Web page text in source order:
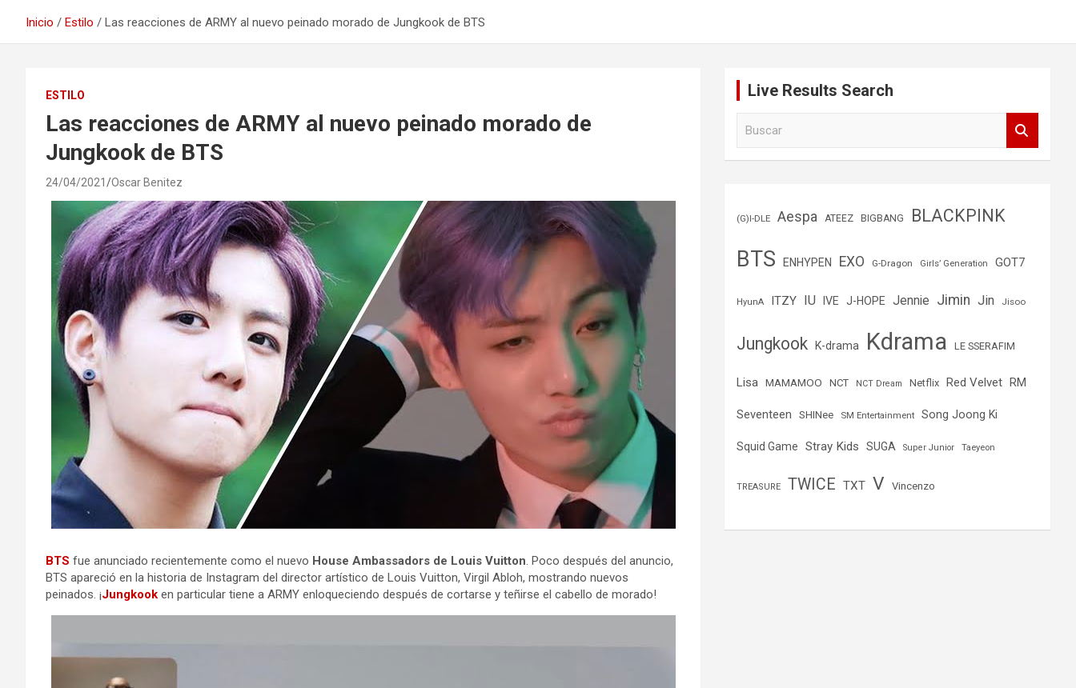
Inicio Estilo Las reacciones de ARMY al nuevo peinado morado de Jungkook de BTS
ESTILO
Las reacciones de ARMY al nuevo peinado morado de
Jungkook de BTS
24/04/2021 Oscar Benitez
BTS fue anunciado recientemente como el nuevo House Ambassadors de Louis Vuitton. Poco después del anuncio,
BTS apareció en la historia de Instagram del director artístico de Louis Vuitton, Virgil Abloh, mostrando nuevos
peinados. ¡Jungkook en particular tiene a ARMY enloqueciendo después de cortarse y teñirse el cabello de morado!
Live Results Search
(G)I-DLE Aespa ATEEZ BIGBANG BLACKPINK
BTS ENHYPEN EXO G-Dragon Girls’ Generation GOT7
HyunA ITZY IU IVE J-HOPE Jennie Jimin Jin Jisoo
Jungkook K-drama Kdrama LE SSERAFIM
Lisa MAMAMOO NCT NCT Dream Netflix Red Velvet RM
Seventeen SHINee SM Entertainment Song Joong Ki
Squid Game Stray Kids SUGA Super Junior Taeyeon
TREASURE TWICE TXT V Vincenzo